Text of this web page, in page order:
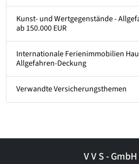
Kunst- und Wertgegenstände -
ab 150.000 EUR
Internationale Ferienimmobilien
Allgefahren-Deckung
Verwandte Versicherungsthemen
V V S - GmbH